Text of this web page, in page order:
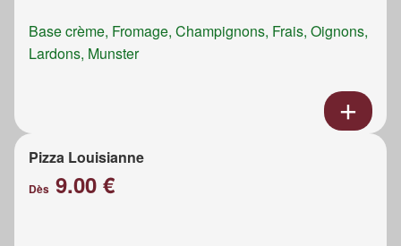
Base crème, Fromage, Champignons, Frais, Oignons,
Lardons, Munster
Pizza Louisianne
Dès 9.00 €